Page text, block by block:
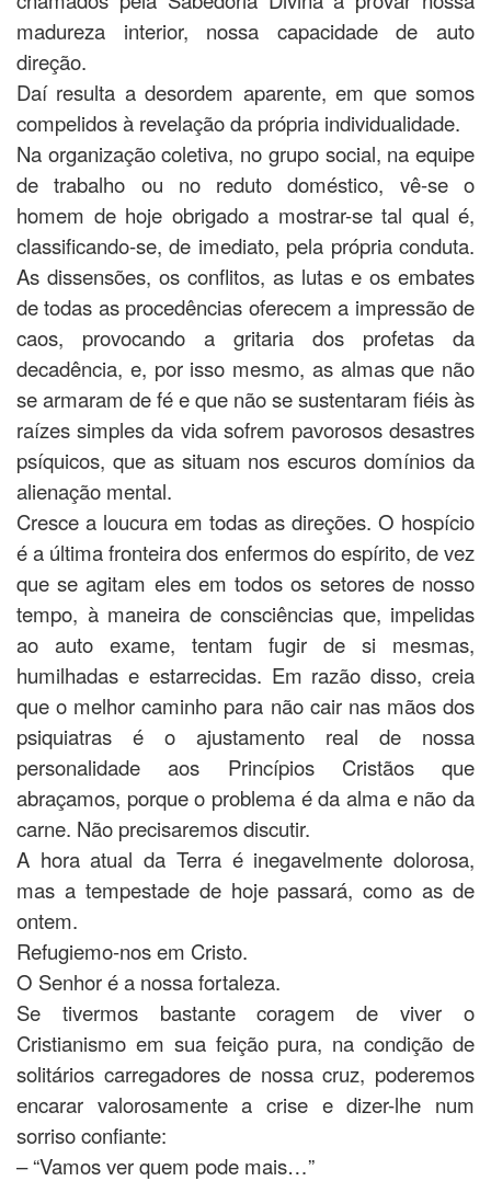
madureza interior, nossa capacidade de auto
direção.
Daí resulta a desordem aparente, em que somos
compelidos à revelação da própria individualidade.
Na organização coletiva, no grupo social, na equipe
de trabalho ou no reduto doméstico, vê-se o
homem de hoje obrigado a mostrar-se tal qual é,
classificando-se, de imediato, pela própria conduta.
As dissensões, os conflitos, as lutas e os embates
de todas as procedências oferecem a impressão de
caos, provocando a gritaria dos profetas da
decadência, e, por isso mesmo, as almas que não
se armaram de fé e que não se sustentaram fiéis às
raízes simples da vida sofrem pavorosos desastres
psíquicos, que as situam nos escuros domínios da
alienação mental.
Cresce a loucura em todas as direções. O hospício
é a última fronteira dos enfermos do espírito, de vez
que se agitam eles em todos os setores de nosso
tempo, à maneira de consciências que, impelidas
ao auto exame, tentam fugir de si mesmas,
humilhadas e estarrecidas. Em razão disso, creia
que o melhor caminho para não cair nas mãos dos
psiquiatras é o ajustamento real de nossa
personalidade aos Princípios Cristãos que
abraçamos, porque o problema é da alma e não da
carne. Não precisaremos discutir.
A hora atual da Terra é inegavelmente dolorosa,
mas a tempestade de hoje passará, como as de
ontem.
Refugiemo-nos em Cristo.
O Senhor é a nossa fortaleza.
Se tivermos bastante coragem de viver o
Cristianismo em sua feição pura, na condição de
solitários carregadores de nossa cruz, poderemos
encarar valorosamente a crise e dizer-lhe num
sorriso confiante:
– “Vamos ver quem pode mais…”